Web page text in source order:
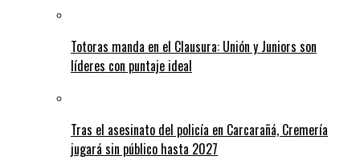
Totoras manda en el Clausura: Unión y Juniors son
líderes con puntaje ideal
Tras el asesinato del policía en Carcarañá, Cremería
jugará sin público hasta 2027